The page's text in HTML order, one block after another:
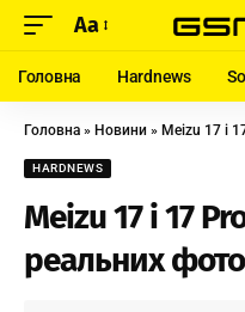
Aa
Головна Hardnews
Головна » Новини » Meizu 17 і
HARDNEWS
Meizu 17 і 17
реальних фото